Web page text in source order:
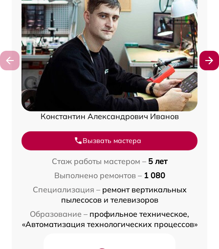
Константин Александрович Иванов
Вызвать мастера
Стаж работы мастером – 5 лет
Выполнено ремонтов – 1 080
Специализация – ремонт вертикальных
пылесосов и телевизоров
Образование – профильное техническое,
«Автоматизация технологических процессов»